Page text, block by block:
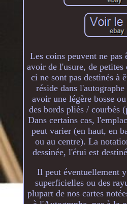
Les coins peuvent ne
avoir de l'usure, de
ci ne sont pas destinés à
réside dans
avoir une légère bosse
des bords pliés / courbés
Dans certains cas,
peut varier (en haut, en
ou au centre). La
dessinée, l'étui est
Il peut éventuellement
superficielles ou des
plupart de nos cartes